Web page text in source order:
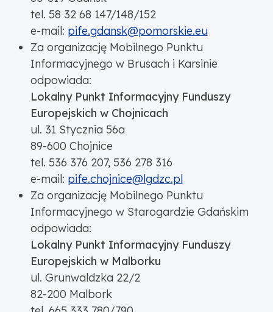
tel. 58 32 68 147/148/152
e-mail: pife.gdansk@pomorskie.eu
Za organizację Mobilnego Punktu
Informacyjnego w Brusach i Karsinie
odpowiada:
Lokalny Punkt Informacyjny Funduszy
Europejskich w Chojnicach
ul. 31 Stycznia 56a
89-600 Chojnice
tel. 536 376 207, 536 278 316
e-mail: pife.chojnice@lgdzc.pl
Za organizację Mobilnego Punktu
Informacyjnego w Starogardzie Gdańskim
odpowiada:
Lokalny Punkt Informacyjny Funduszy
Europejskich w Malborku
ul. Grunwaldzka 22/2
82-200 Malbork